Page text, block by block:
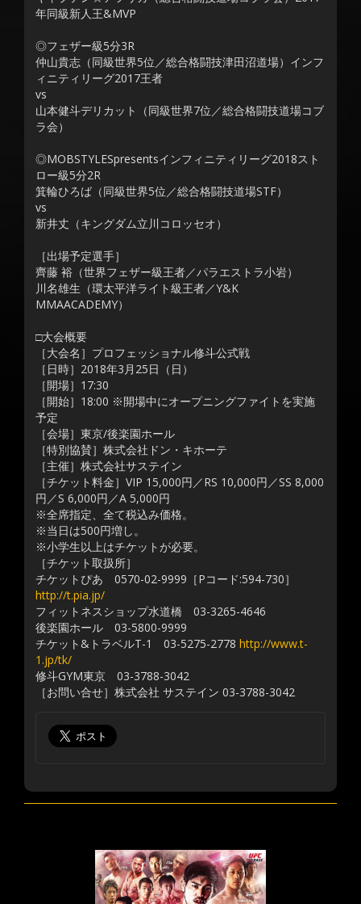
年同級新人王&MVP
◎フェザー級5分3R
仲山貴志（同級世界5位／総合格闘技津田沼道場）インフ
ィニティリーグ2017王者
vs
山本健斗デリカット（同級世界7位／総合格闘技道場コブ
ラ会）
◎MOBSTYLESpresentsインフィニティリーグ2018スト
ロー級5分2R
箕輪ひろば（同級世界5位／総合格闘技道場STF）
vs
新井丈（キングダム立川コロッセオ）
［出場予定選手］
齊藤 裕（世界フェザー級王者／パラエストラ小岩）
川名雄生（環太平洋ライト級王者／Y&K
MMAACADEMY）
□大会概要
［大会名］プロフェッショナル修斗公式戦
［日時］2018年3月25日（日）
［開場］17:30
［開始］18:00 ※開場中にオープニングファイトを実施
予定
［会場］東京/後楽園ホール
［特別協賛］株式会社ドン・キホーテ
［主催］株式会社サステイン
［チケット料金］VIP 15,000円／RS 10,000円／SS 8,000
円／S 6,000円／A 5,000円
※全席指定、全て税込み価格。
※当日は500円増し。
※小学生以上はチケットが必要。
［チケット取扱所］
チケットぴあ 0570-02-9999［Pコード:594-730］
http://t.pia.jp/
フィットネスショップ水道橋 03-3265-4646
後楽園ホール 03-5800-9999
チケット&トラベルT-1 03-5275-2778 http://www.t-
1.jp/tk/
修斗GYM東京 03-3788-3042
［お問い合せ］株式会社 サステイン 03-3788-3042